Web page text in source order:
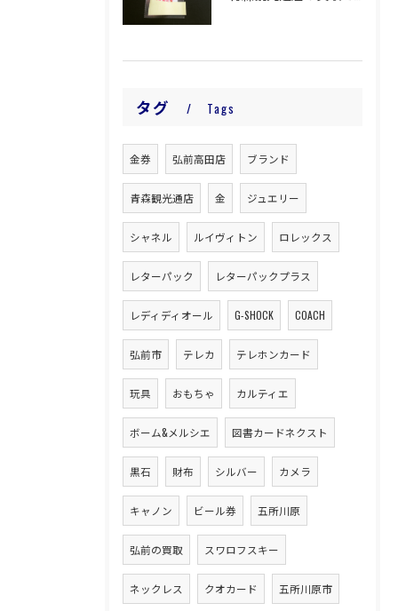
タグ Tags
金券 弘前高田店 ブランド
青森観光通店 金 ジュエリー
シャネル ルイヴィトン ロレックス
レターパック レターパックプラス
レディディオール G-SHOCK COACH
弘前市 テレカ テレホンカード
玩具 おもちゃ カルティエ
ボーム&メルシエ 図書カードネクスト
黒石 財布 シルバー カメラ
キャノン ビール券 五所川原
弘前の買取 スワロフスキー
ネックレス クオカード 五所川原市